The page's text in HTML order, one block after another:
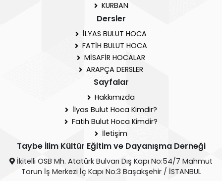
KURBAN
Dersler
İLYAS BULUT HOCA
FATİH BULUT HOCA
MİSAFİR HOCALAR
ARAPÇA DERSLER
Sayfalar
Hakkımızda
İlyas Bulut Hoca Kimdir?
Fatih Bulut Hoca Kimdir?
İletişim
Taybe İlim Kültür Eğitim ve Dayanışma Derneği
İkitelli OSB Mh. Atatürk Bulvarı Dış Kapı No:54/7 Mahmut
Torun İş Merkezi İç Kapı No:3 Başakşehir / İSTANBUL